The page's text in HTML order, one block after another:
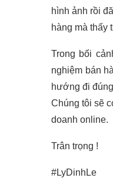
hình ảnh rồi
hàng mà thấy
Trong bối
nghiệm bán
hướng đi
Chúng tôi sẽ
doanh online.
Trân trọng !
#LyDinhLe